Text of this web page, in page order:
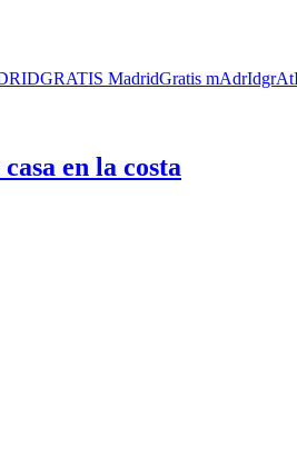
MadridGratis
en la costa